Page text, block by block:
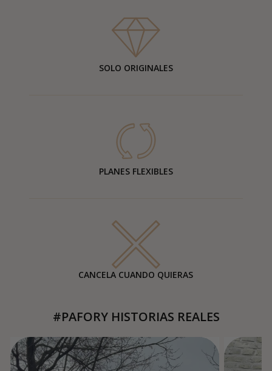
SOLO ORIGINALES
PLANES FLEXIBLES
CANCELA CUANDO QUIERAS
#PAFORY HISTORIAS REALES